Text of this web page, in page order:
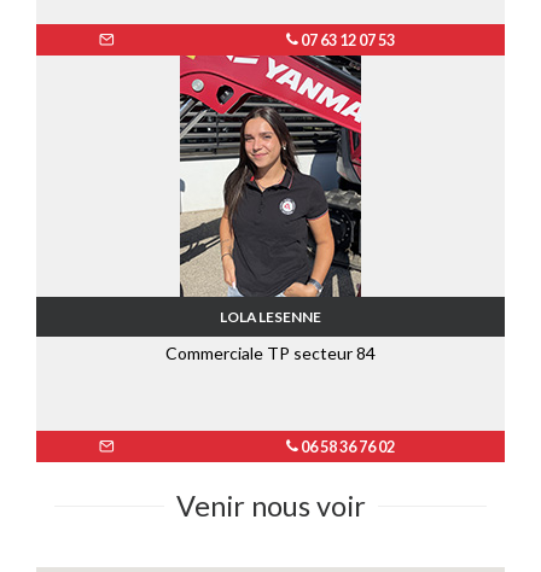
07 63 12 07 53
LOLA LESENNE
Commerciale TP secteur 84
06 58 36 76 02
Venir nous voir